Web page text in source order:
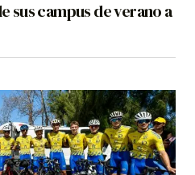
sus campus de verano a